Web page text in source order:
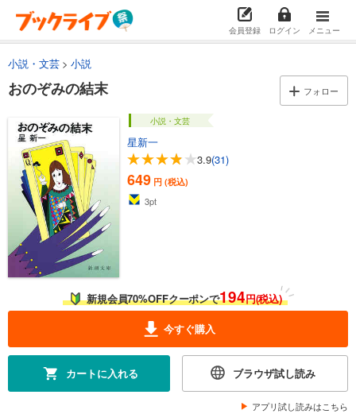
会員登録 ログイン メニュー
小説・文芸 小説
おのぞみの結末 フォロー
小説・文芸
星新一
3.9(31)
649 円 (税込)
3pt
新規会員70%OFFクーポンで194円(税込)
今すぐ購入
カートに入れる ブラウザ試し読み
アプリ試し読みはこちら